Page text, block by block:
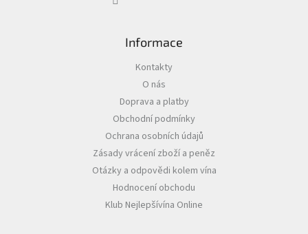
Informace
Kontakty
O nás
Doprava a platby
Obchodní podmínky
Ochrana osobních údajů
Zásady vrácení zboží a peněz
Otázky a odpovědi kolem vína
Hodnocení obchodu
Klub Nejlepšívína Online